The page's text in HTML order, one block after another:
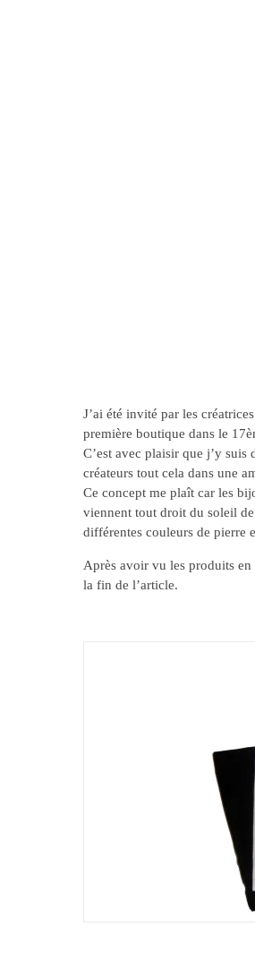
J’ai été invité par les
première boutique dans le
C’est avec plaisir que j’y
créateurs tout cela dans une
Ce concept me plaît car les
viennent tout droit du soleil
différentes couleurs de pierre
Après avoir vu les produits en
la fin de l’article.